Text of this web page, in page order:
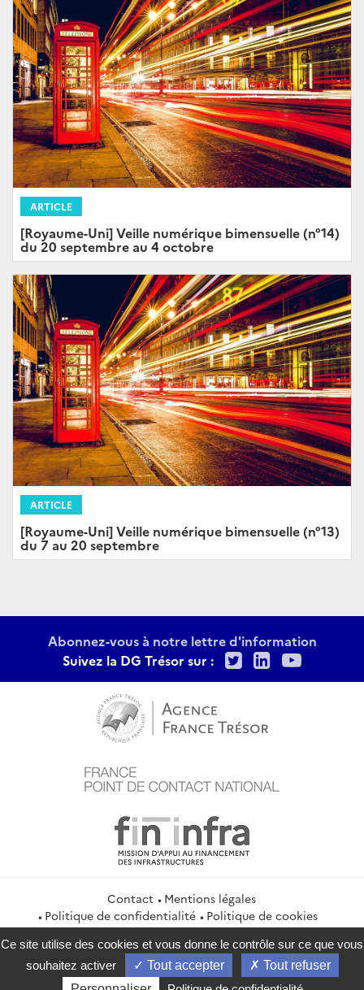
ARTICLE
[Royaume-Uni] Veille numérique bimensuelle (n°14)
du 20 septembre au 4 octobre
ARTICLE
[Royaume-Uni] Veille numérique bimensuelle (n°13)
du 7 au 20 septembre
Abonnez-vous à notre lettre d'information
Suivez la DG Trésor sur :
TwitterLinkedIn
Contact
Mentions légales
Politique de confidentialité
Politique de cookies
Gestion des cookies
Flux RSS
service-public.gouv.fr
legifrance.gouv.fr
info.gouv.fr
data.gouv.fr
Ce site utilise des cookies et vous donne le contrôle sur ce que vous
souhaitez activer
Tout accepter
Tout refuser